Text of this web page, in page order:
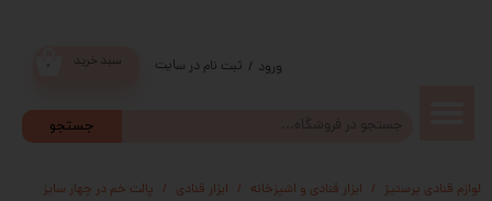
جستجو
سبد خرید ورود / ثبت نام در سایت
لوازم قنادی پرستیژ ابزار قنادی و اشپزخانه ابزار قنادی پالت خم در چهار سایز